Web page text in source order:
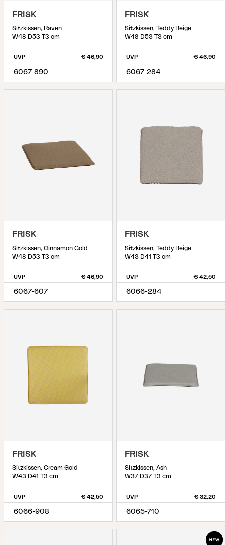
FRISK
Sitzkissen, Raven
W48 D53 T3 cm
UVP € 46,90
6067-890
FRISK
Sitzkissen, Teddy Beige
W48 D53 T3 cm
UVP € 46,90
6067-284
FRISK
Sitzkissen, Cinnamon Gold
W48 D53 T3 cm
UVP € 46,90
6067-607
FRISK
Sitzkissen, Teddy Beige
W43 D41 T3 cm
UVP € 42,50
6066-284
FRISK
Sitzkissen, Cream Gold
W43 D41 T3 cm
UVP € 42,50
6066-908
FRISK
Sitzkissen, Ash
W37 D37 T3 cm
UVP € 32,20
6065-710